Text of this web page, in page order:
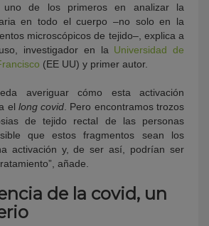
uno de los primeros en analizar la
en todo el cuerpo –no solo en la
microscópicos de tejido–, explica a
investigador en la Universidad de
(EE UU) y primer autor.
averiguar cómo esta activación
el long covid . Pero encontramos trozos
de tejido rectal de las personas
que estos fragmentos sean los
activación y, de ser así, podrían ser
añade.
de la covid, un